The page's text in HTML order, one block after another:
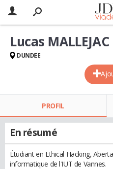
Lucas MALLEJAC
DUNDEE
PROFIL
En résumé
Étudiant en Ethical Hacking,
informatique de l'IUT de Vannes.